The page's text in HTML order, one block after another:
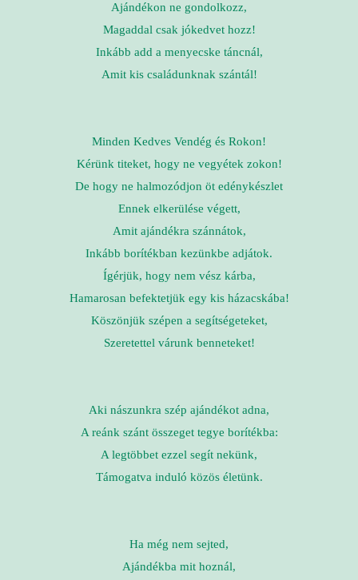
Ajándékon ne gondolkozz,
Magaddal csak jókedvet hozz!
Inkább add a menyecske táncnál,
Amit kis családunknak szántál!
Minden Kedves Vendég és Rokon!
Kérünk titeket, hogy ne vegyétek zokon!
De hogy ne halmozódjon öt edénykészlet
Ennek elkerülése végett,
Amit ajándékra szánnátok,
Inkább borítékban kezünkbe adjátok.
Ígérjük, hogy nem vész kárba,
Hamarosan befektetjük egy kis házacskába!
Köszönjük szépen a segítségeteket,
Szeretettel várunk benneteket!
Aki nászunkra szép ajándékot adna,
A reánk szánt összeget tegye borítékba:
A legtöbbet ezzel segít nekünk,
Támogatva induló közös életünk.
Ha még nem sejted,
Ajándékba mit hoznál,